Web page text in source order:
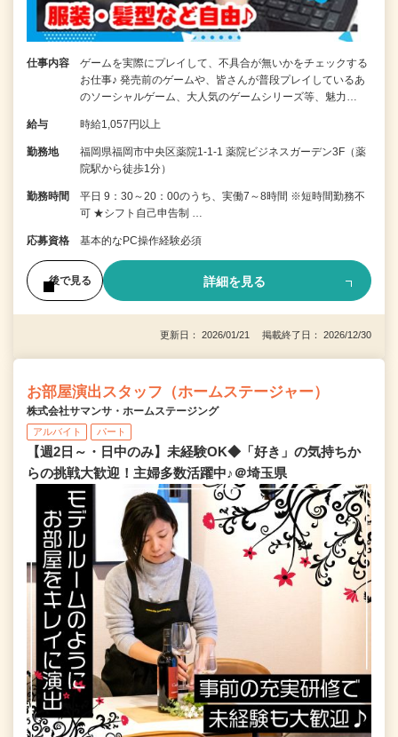
仕事内容
ゲームを実際にプレイして、不具合が無いかをチェックする
お仕事♪ 発売前のゲームや、皆さんが普段プレイしているあ
のソーシャルゲーム、大人気のゲームシリーズ等、魅力…
給与 時給1,057円以上
勤務地
福岡県福岡市中央区薬院1-1-1 薬院ビジネスガーデン3F（薬
院駅から徒歩1分）
勤務時間
平日 9：30～20：00のうち、実働7～8時間 ※短時間勤務不
可 ★シフト自己申告制 …
応募資格 基本的なPC操作経験必須
後で見る 詳細を見る
更新日： 2026/01/21 掲載終了日： 2026/12/30
お部屋演出スタッフ（ホームステージャー）
株式会社サマンサ・ホームステージング
アルバイト パート
【週2日～・日中のみ】未経験OK◆「好き」の気持ちか
らの挑戦大歓迎！主婦多数活躍中♪＠埼玉県